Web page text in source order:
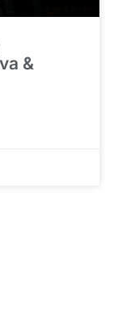
&